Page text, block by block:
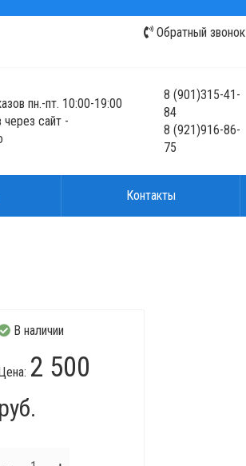
Обратный звонок
пн.-пт. 10:00-19:00
через сайт -
8(901)315-41-
84
8(921)916-86-
75
Контакты
В наличии
2 500
руб.